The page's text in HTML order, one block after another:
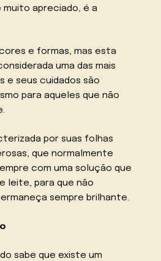
apreciado, é a
e formas, mas esta
uma das mais
e seus cuidados são
para aqueles que não
por suas folhas
que normalmente
com uma solução que
leite, para que não
sempre brilhante.
sabe que existe um